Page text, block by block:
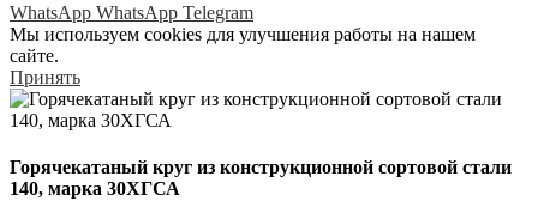
WhatsApp WhatsApp Telegram
Мы используем cookies для улучшения работы на нашем
сайте.
Принять
Горячекатаный круг из конструкционной сортовой стали
140, марка 30ХГСА